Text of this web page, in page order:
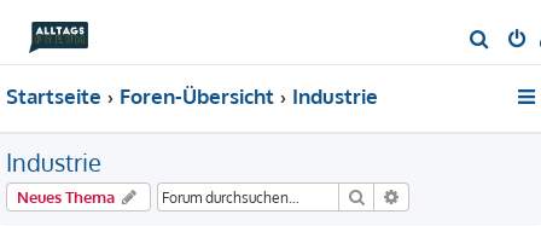
u
Startseite Foren-Übersicht Industrie
Industrie
Neues Thema Suche